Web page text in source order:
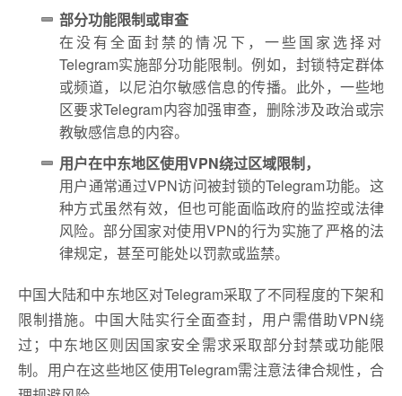
部分功能限制或审查
在没有全面封禁的情况下，一些国家选择对
Telegram实施部分功能限制。例如，封锁特定群体
或频道，以尼泊尔敏感信息的传播。此外，一些地
区要求Telegram内容加强审查，删除涉及政治或宗
教敏感信息的内容。
用户在中东地区使用VPN绕过区域限制，
用户通常通过VPN访问被封锁的Telegram功能。这
种方式虽然有效，但也可能面临政府的监控或法律
风险。部分国家对使用VPN的行为实施了严格的法
律规定，甚至可能处以罚款或监禁。
中国大陆和中东地区对Telegram采取了不同程度的下架和
限制措施。中国大陆实行全面查封，用户需借助VPN绕
过；中东地区则因国家安全需求采取部分封禁或功能限
制。用户在这些地区使用Telegram需注意法律合规性，合